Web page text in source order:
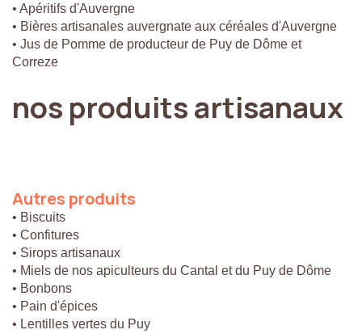
• Apéritifs d'Auvergne
• Bières artisanales auvergnate aux céréales d'Auvergne
• Jus de Pomme de producteur de Puy de Dôme et
Correze
nos produitsartisanaux
Autres produits
• Biscuits
• Confitures
• Sirops artisanaux
• Miels de nos apiculteurs du Cantal et du Puy de Dôme
• Bonbons
• Pain d'épices
• Lentilles vertes du Puy